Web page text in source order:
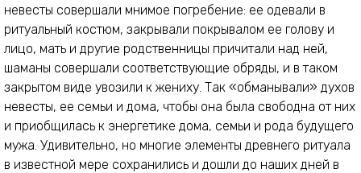
невесты совершали мнимое погребение: ее одевали в
ритуальный костюм, закрывали покрывалом ее голову и
лицо, мать и другие родственницы причитали над ней,
шаманы совершали соответствующие обряды, и в таком
закрытом виде увозили к жениху. Так «обманывали» духов
невесты, ее семьи и дома, чтобы она была свободна от них
и приобщилась к энергетике дома, семьи и рода будущего
мужа. Удивительно, но многие элементы древнего ритуала
в известной мере сохранились и дошли до наших дней в